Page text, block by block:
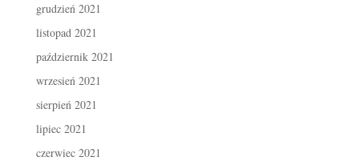
grudzień 2021
listopad 2021
październik 2021
wrzesień 2021
sierpień 2021
lipiec 2021
czerwiec 2021